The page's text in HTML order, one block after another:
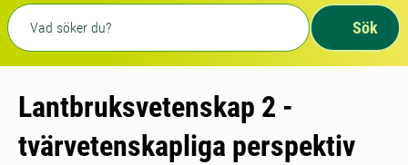
Fritext sökning
Sök
Lantbruksvetenskap 2 -
tvärvetenskapliga perspektiv